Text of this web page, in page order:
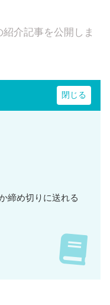
介記事を公開しま
締め切りに送れる